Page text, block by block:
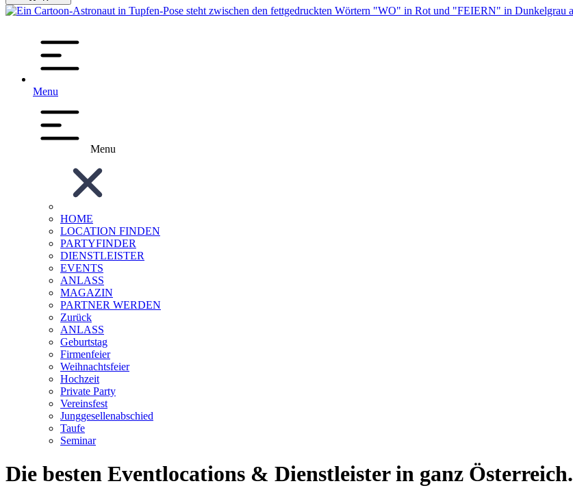
Menu
Menu
HOME
LOCATION FINDEN
PARTYFINDER
DIENSTLEISTER
EVENTS
ANLASS
MAGAZIN
PARTNER WERDEN
Zurück
ANLASS
Geburtstag
Firmenfeier
Weihnachtsfeier
Hochzeit
Private Party
Vereinsfest
Junggesellenabschied
Taufe
Seminar
Die besten Eventlocations & Dienstleister in ganz Österreich.